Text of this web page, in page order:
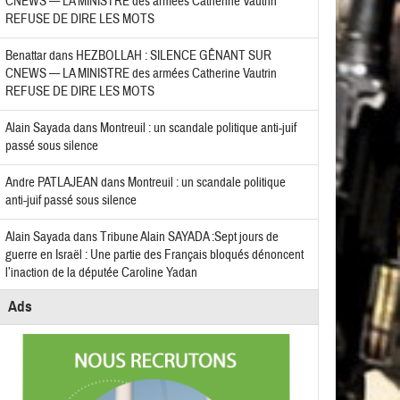
REFUSE DE DIRE LES MOTS
Benattardans HEZBOLLAH : SILENCE GÊNANT SUR
CNEWS — LA MINISTRE des armées Catherine Vautrin
REFUSE DE DIRE LES MOTS
Alain Sayadadans Montreuil : un scandale politique anti-juif
passé sous silence
Andre PATLAJEAN dans Montreuil : un scandale politique
anti-juif passé sous silence
Alain SayadadansTribune Alain SAYADA :Sept jours de
guerre en Israël : Une partie des Français bloqués dénoncent
l’inaction de la députée Caroline Yadan
Ads